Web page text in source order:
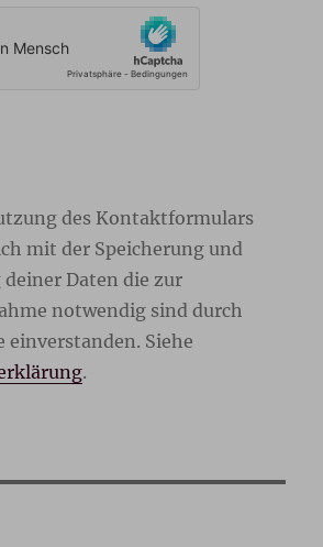
des Kontaktformulars
mit der Speicherung und
Daten die zur
notwendig sind durch
einverstanden. Siehe
.